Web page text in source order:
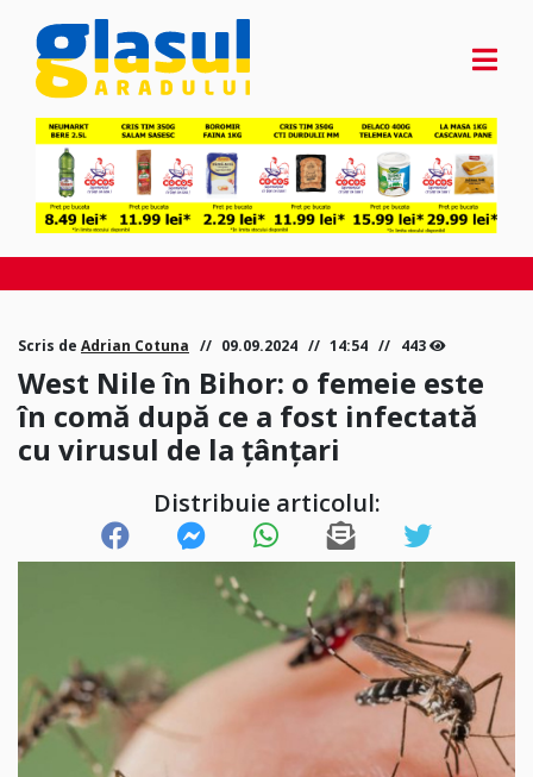
Scris de Adrian Cotuna 09.09.2024 14:54 443
West Nile în Bihor: o femeie este
în comă după ce a fost infectată
cu virusul de la țânțari
Distribuie articolul: